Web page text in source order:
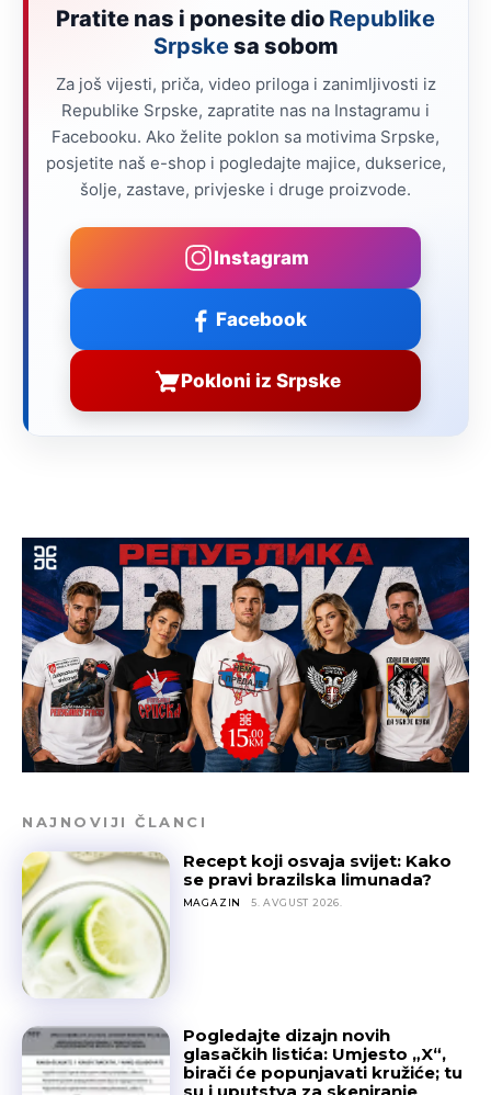
Pratite nas i ponesite dio Republike
Srpskesa sobom
Za još vijesti, priča, video priloga i zanimljivosti iz
Republike Srpske, zapratite nas na Instagramu i
Facebooku. Ako želite poklon sa motivima Srpske,
posjetite naš e-shop i pogledajte majice, dukserice,
šolje, zastave, privjeske i druge proizvode.
Instagram
Facebook
Pokloni iz Srpske
NAJNOVIJI ČLANCI
Recept koji osvaja svijet: Kako
se pravi brazilska limunada?
MAGAZIN 5. AVGUST 2026.
Pogledajte dizajn novih
glasačkih listića: Umjesto „X“,
birači će popunjavati kružiće; tu